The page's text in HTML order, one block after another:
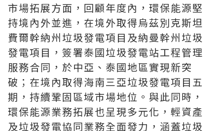
市場拓展方面，回顧年度內，環保能源堅
持境內外並進，在境外取得烏茲別克斯坦
費爾幹納州垃圾發電項目及納曼幹州垃圾
發電項目，簽署泰國垃圾發電站工程管理
服務合同，於中亞、泰國地區實現新突
破；在境內取得海南三亞垃圾發電項目五
期，持續鞏固區域市場地位。與此同時，
環保能源業務拓展也呈現多元化，輕資產
及垃圾發電協同業務全面發力，涵蓋垃圾